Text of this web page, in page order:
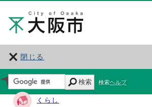
閉じる
サイト・ナビ
くらし
検索 検索ヘルプ